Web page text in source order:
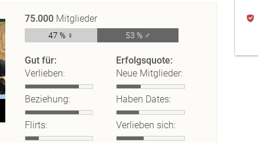
75.000 Mitglieder
47 % ♀ 53 % ♂
Gut für:
Verlieben:
Beziehung:
Flirts:
Erfolgsquote:
Neue Mitglieder:
Haben Dates:
Verlieben sich: